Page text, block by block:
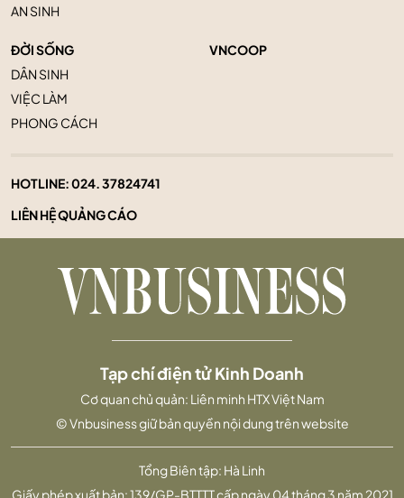
AN SINH
ĐỜI SỐNG
DÂN SINH
VIỆC LÀM
PHONG CÁCH
VNCOOP
HOTLINE:024. 37824741
LIÊN HỆ QUẢNG CÁO
Tổng Biên tập: Hà Linh
Giấy phép xuất bản: 139/GP-BTTTT cấp ngày 04 tháng 3 năm 2021
Tạp chí điện tử Kinh Doanh
Cơ quan chủ quản: Liên minh HTX Việt Nam
© Vnbusiness giữ bản quyền nội dung trên website